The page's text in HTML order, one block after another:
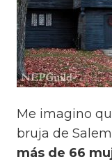
Me imagino
bruja de
más de 66